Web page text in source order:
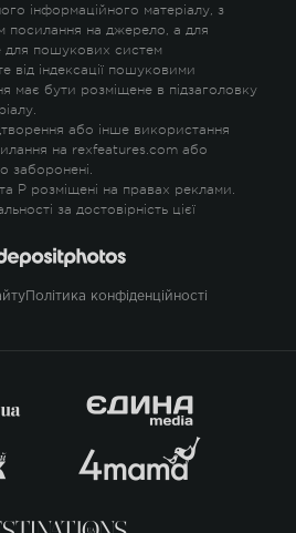
інформаційного матеріалу, з
посилання на джерело, а для
для пошукових систем
від індексації пошуковими
має бути розміщене в підзаголовку
або інше використання
на rexfeatures.com або
заборонені.
та P розміщені на правах реклами.
за достовірність цієї
Політика конфіденційності